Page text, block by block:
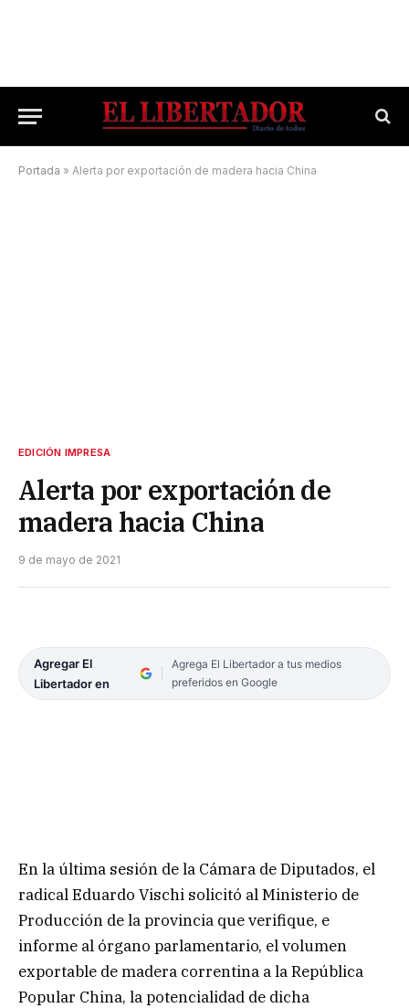
Portada » Alerta por exportación de madera hacia China
EDICIÓN IMPRESA
Alerta por exportación de
madera hacia China
9 de mayo de 2021
Agregar El
Libertador en
Agrega El Libertador a tus medios
preferidos en Google
En la última sesión de la Cámara de Diputados, el
radical Eduardo Vischi solicitó al Ministerio de
Producción de la provincia que verifique, e
informe al órgano parlamentario, el volumen
exportable de madera correntina a la República
Popular China, la potencialidad de dicha